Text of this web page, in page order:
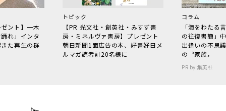
ント】一木
れ」インタ
た再生の群
トピック
【PR 光文社・創英社・みすず書
房・ミネルヴァ書房】プレゼント
朝日新聞1面広告の本、好書好日メ
ルマガ読者計20名様に
コラム
「海をわた
の往復書簡」
出逢いの不思
の〝家族〟
PR by 集英社